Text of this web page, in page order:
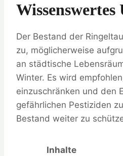
Der Bestand der
zu, möglicherweise
an städtische
Winter. Es wird
einzuschränken und den
gefährlichen Pestiziden
Bestand weiter zu
Inhalte